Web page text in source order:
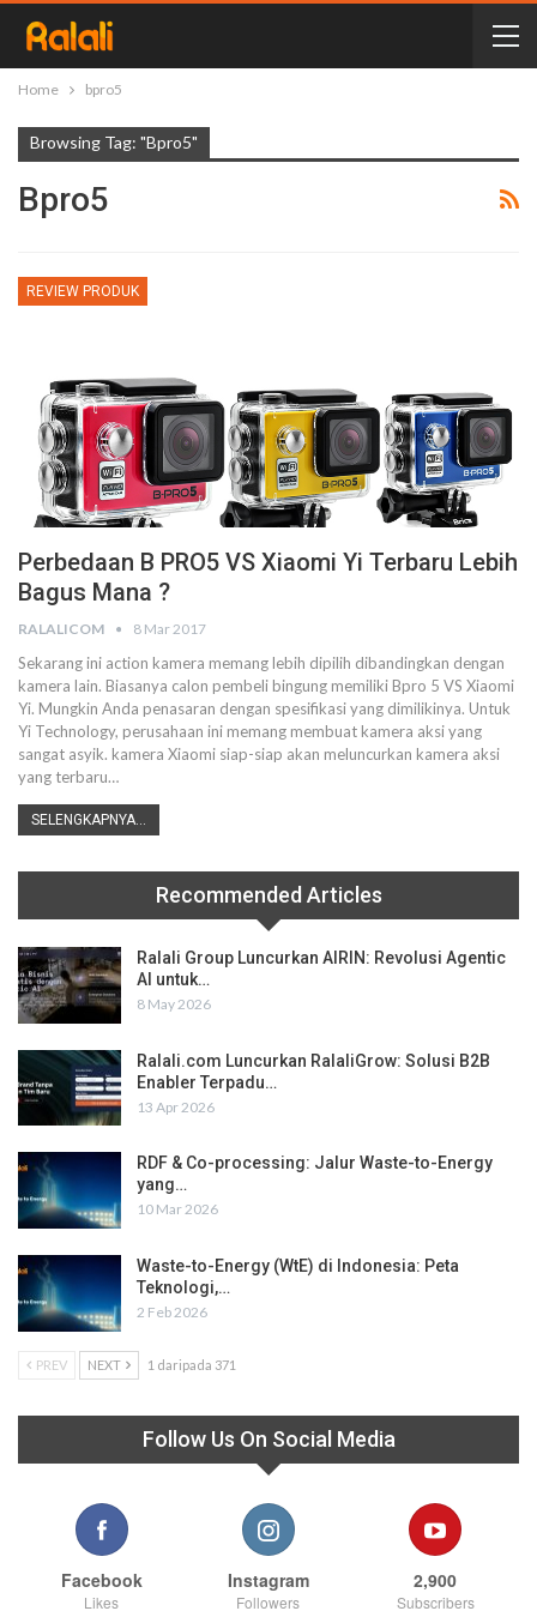
Home bpro5
Browsing Tag: "bpro5"
Bpro5
REVIEW PRODUK
Perbedaan B PRO5 VS Xiaomi Yi Terbaru Lebih
Bagus Mana ?
RALALICOM 8 Mar 2017
Sekarang ini action kamera memang lebih dipilih dibandingkan dengan
kamera lain. Biasanya calon pembeli bingung memiliki Bpro 5 VS Xiaomi
Yi. Mungkin Anda penasaran dengan spesifikasi yang dimilikinya. Untuk
Yi Technology, perusahaan ini memang membuat kamera aksi yang
sangat asyik. kamera Xiaomi siap-siap akan meluncurkan kamera aksi
yang terbaru…
SELENGKAPNYA...
Recommended Articles
Ralali Group Luncurkan AIRIN: Revolusi Agentic
AI untuk…
8 May 2026
Ralali.com Luncurkan RalaliGrow: Solusi B2B
Enabler Terpadu…
13 Apr 2026
RDF & Co-processing: Jalur Waste-to-Energy
yang…
10 Mar 2026
Waste-to-Energy (WtE) di Indonesia: Peta
Teknologi,…
2 Feb 2026
PREV NEXT 1 daripada 371
Follow Us On Social Media
Facebook
Likes
Instagram
Followers
2,900
Subscribers